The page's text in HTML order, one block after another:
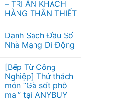
– TRI ÂN KHÁCH
HÀNG THÂN THIẾT
Danh Sách Đầu Số
Nhà Mạng Di Động
[Bếp Từ Công
Nghiệp] Thử thách
món “Gà sốt phô
mai” tại ANYBUY